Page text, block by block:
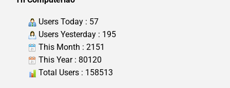
Users Today : 57
Users Yesterday : 195
This Month : 2151
This Year : 80120
Total Users : 158513